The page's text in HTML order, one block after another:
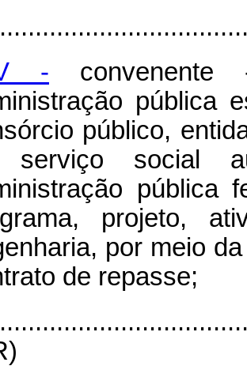
-
pública
público,
serviço social
pública
projeto,
por meio
de repasse;